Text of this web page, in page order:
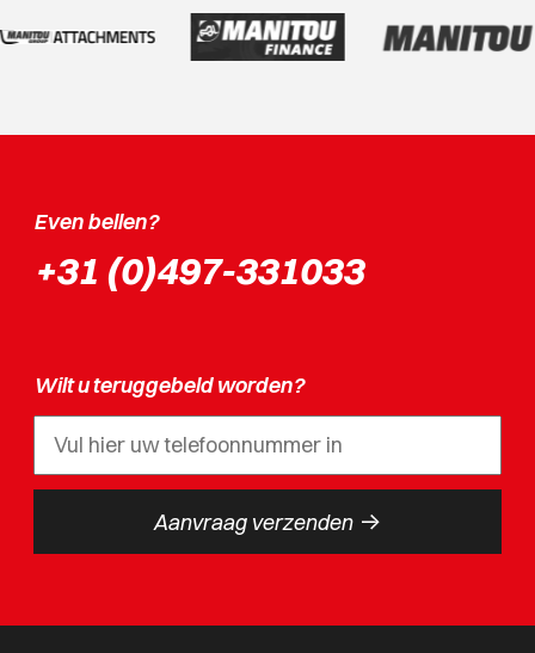
Even bellen?
+31 (0)497-331033
Wilt u teruggebeld worden?
Aanvraag verzenden ->